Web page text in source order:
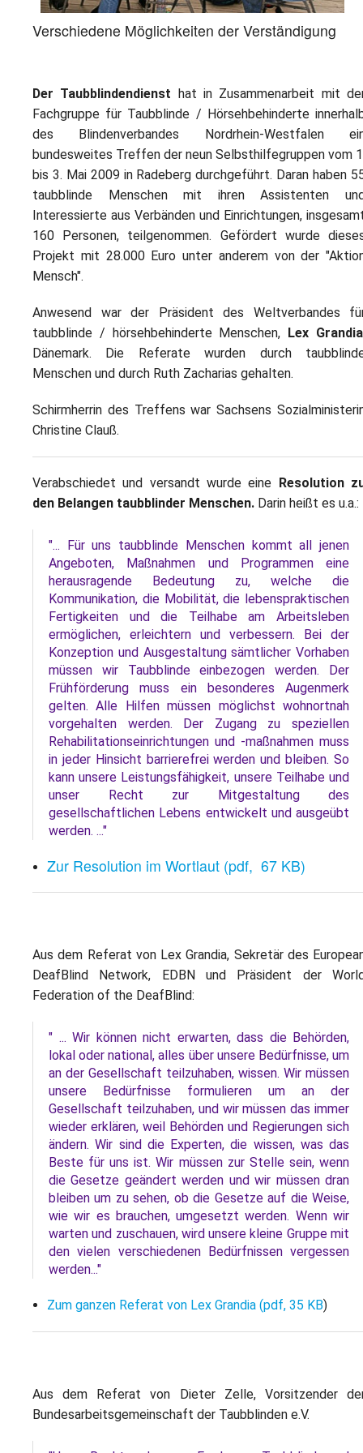
Verschiedene Möglichkeiten der Verständigung
Der Taubblindendienst hat in Zusammenarbeit mit
Fachgruppe für Taubblinde / Hörsehbehinderte
des Blindenverbandes Nordrhein-Westfalen
bundesweites Treffen der neun Selbsthilfegruppen vom
bis 3. Mai 2009 in Radeberg durchgeführt. Daran haben
taubblinde Menschen mit ihren Assistenten
Interessierte aus Verbänden und Einrichtungen,
160 Personen, teilgenommen. Gefördert wurde
Projekt mit 28.000 Euro unter anderem von der
Mensch".
Anwesend war der Präsident des Weltverbandes
taubblinde / hörsehbehinderte Menschen,
Lex Grandia
Dänemark. Die Referate wurden durch
Menschen und durch Ruth Zacharias gehalten.
Schirmherrin des Treffens war Sachsens
Christine Clauß.
Verabschiedet und versandt wurde eine
Resolution
den Belangen taubblinder Menschen. Darin heißt es u.a.:
"... Für uns taubblinde Menschen kommtall
jenen
Angeboten, Maßnahmen und Programmen eine
herausragende Bedeutung zu, welche die
Kommunikation, die Mobilität, die lebenspraktischen
Fertigkeiten und die Teilhabe am Arbeitsleben
ermöglichen, erleichtern und verbessern. Bei der
Konzeption und Ausgestaltung sämtlicher Vorhaben
müssen wir Taubblinde einbezogen werden. Der
Frühförderung muss ein besonderes Augenmerk
gelten. Alle Hilfen müssen möglichst wohnortnah
vorgehalten werden. Der Zugang zu speziellen
Rehabilitationseinrichtungen und -maßnahmen muss
in jeder Hinsicht barrierefrei werden und bleiben. So
kann unsere Leistungsfähigkeit, unsere Teilhabe und
unser Recht zur Mitgestaltung des
gesellschaftlichen Lebens entwickelt und ausgeübt
werden. ..."
Zur Resolution im Wortlaut (pdf, 67 KB)
Aus dem Referat von Lex Grandia, Sekretär des
DeafBlind
Network, EDBN und Präsident der
Federation of the DeafBlind:
" ... Wir können nicht erwarten, dass die Behörden,
lokal oder national, alles über unsere Bedürfnisse, um
an der Gesellschaft teilzuhaben, wissen. Wir müssen
unsere Bedürfnisse formulieren um an der
Gesellschaft teilzuhaben, und wir müssen das immer
wieder erklären, weil Behörden und Regierungen sich
ändern. Wir sind die Experten, die wissen, was das
Beste für uns ist. Wir müssen zur Stelle sein, wenn
die Gesetze geändert werden und wir müssen dran
bleiben um zu sehen, ob die Gesetze auf die Weise,
wie wir es brauchen, umgesetzt werden. Wenn wir
warten und zuschauen, wird unsere kleine Gruppe mit
den vielen verschiedenen Bedürfnissen vergessen
werden..."
Zum ganzen Referat von Lex Grandia (pdf, 35 KB)
Aus dem Referat von Dieter Zelle, Vorsitzender
Bundesarbeitsgemeinschaft der Taubblinden e.V.